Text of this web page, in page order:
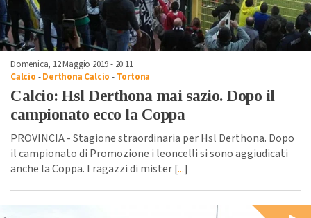
Domenica, 12 Maggio 2019 - 20:11
Calcio -Derthona Calcio - Tortona
Calcio: Hsl Derthona mai sazio. Dopo il
campionato ecco la Coppa
PROVINCIA - Stagione straordinaria per Hsl Derthona. Dopo
il campionato di Promozione i leoncelli si sono aggiudicati
anche la Coppa. I ragazzi di mister [...]